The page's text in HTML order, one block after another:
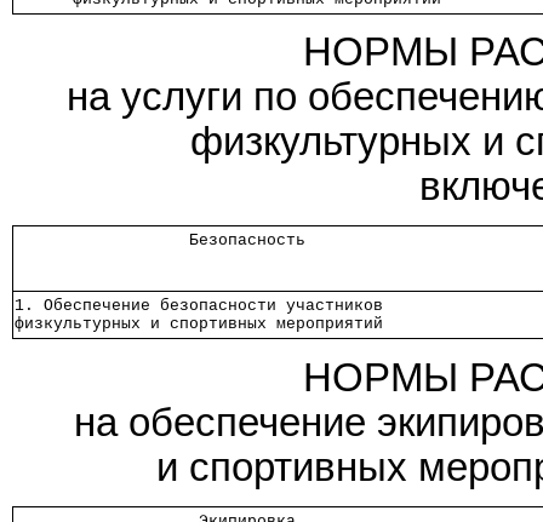
НОРМЫ
на услуги по
физкультурных и
                  Безопасность
1. Обеспечение безопасности участников
физкультурных и спортивных мероприятий
НОРМЫ
на обеспечение
и спортивных